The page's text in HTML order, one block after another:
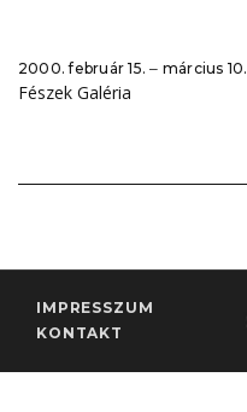
2000. február 15. ‒ március 10.
Fészek Galéria
IMPRESSZUM
KONTAKT